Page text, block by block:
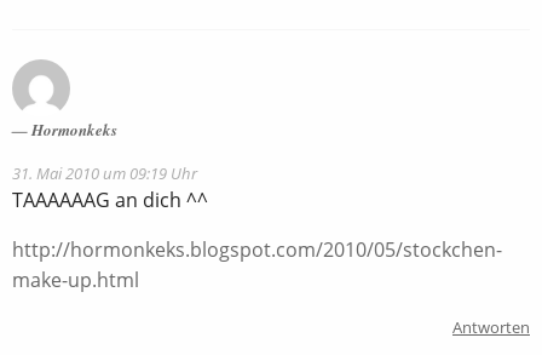
Hormonkeks
31. Mai 2010 um 09:19 Uhr
TAAAAAAG an dich ^^
http://hormonkeks.blogspot.com/2010/05/stockchen-
make-up.html
Antworten